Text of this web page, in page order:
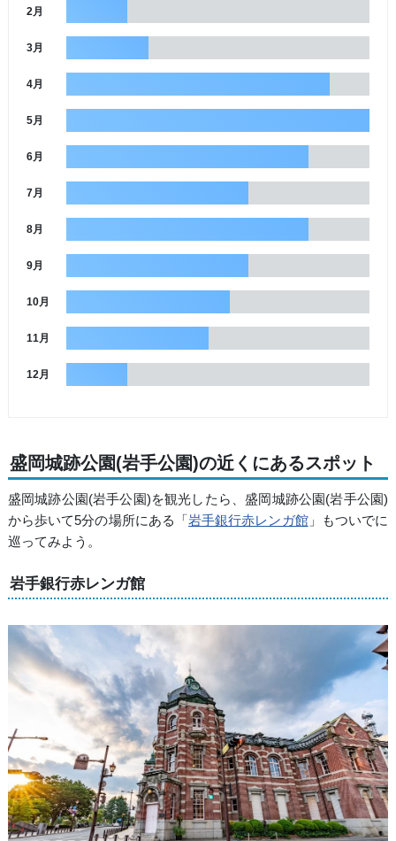
2月
3月
4月
5月
6月
7月
8月
9月
10月
11月
12月
盛岡城跡公園(岩手公園)の近くにあるスポット
盛岡城跡公園(岩手公園)を観光したら、盛岡城跡公園(岩手公園)
から歩いて5分の場所にある「岩手銀行赤レンガ館」もついでに
巡ってみよう。
岩手銀行赤レンガ館